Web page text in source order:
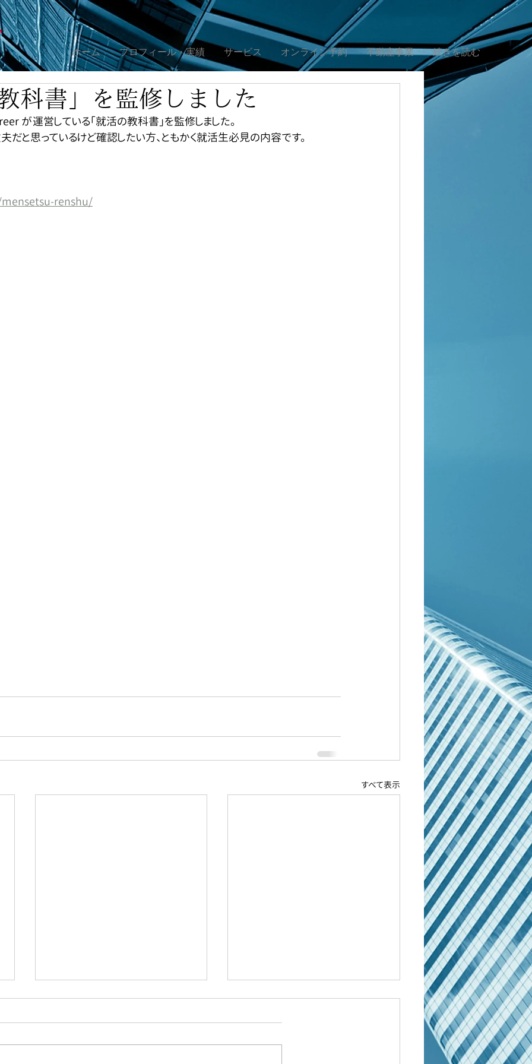
ホーム プロフィール・実績 サービス オンライン予約 不動産事業 続きを読む
科書」を監修しました
が運営している「就活の教科書」を監修しました。
だと思っているけど確認したい方、ともかく就活生必見の内容です。
renshu/
すべて表示